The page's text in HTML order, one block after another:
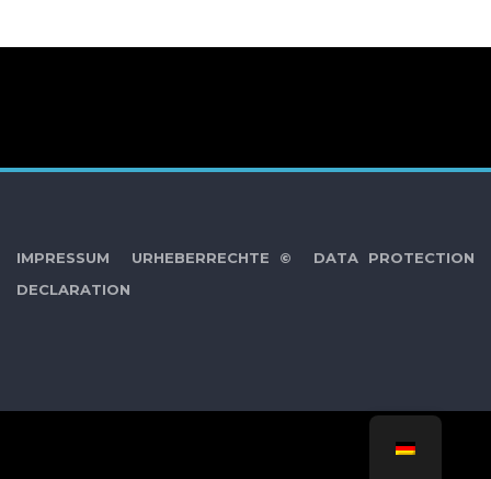
IMPRESSUM URHEBERRECHTE ©
DATA PROTECTION
DECLARATION